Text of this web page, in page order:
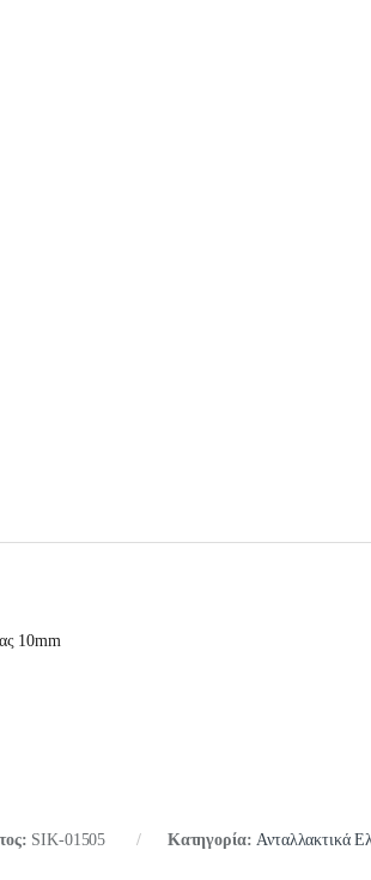
10mm
SIK-01505 Κατηγορία:Ανταλλακτικά